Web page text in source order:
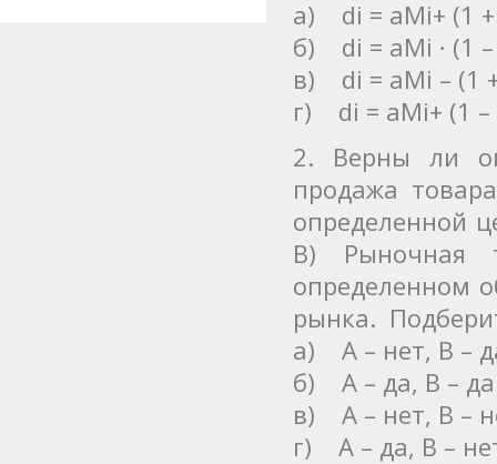
а) di = aМi+ (1 +
б) di = aМi ∙ (1 –
в) di = aМi – (1
г) di = aМi+ (1 –
2. Верны ли
продажа
определенной
В) Рыночная
определенном
рынка.
а) А – нет, В –
б) А – да, В – да
в) А – нет, В –
г) А – да, В –